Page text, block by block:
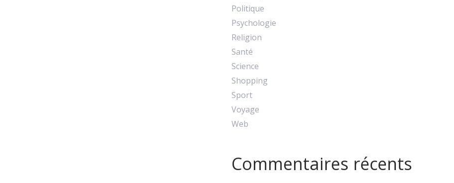
Politique
Psychologie
Religion
Santé
Science
Shopping
Sport
Voyage
Web
Commentaires récents